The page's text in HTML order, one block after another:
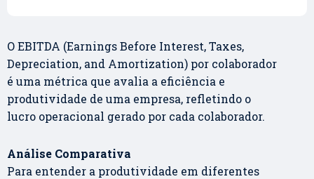
O EBITDA (Earnings Before Interest, Taxes,
Depreciation, and Amortization) por colaborador
é uma métrica que avalia a eficiência e
produtividade de uma empresa, refletindo o
lucro operacional gerado por cada colaborador.
Análise Comparativa
Para entender a produtividade em diferentes